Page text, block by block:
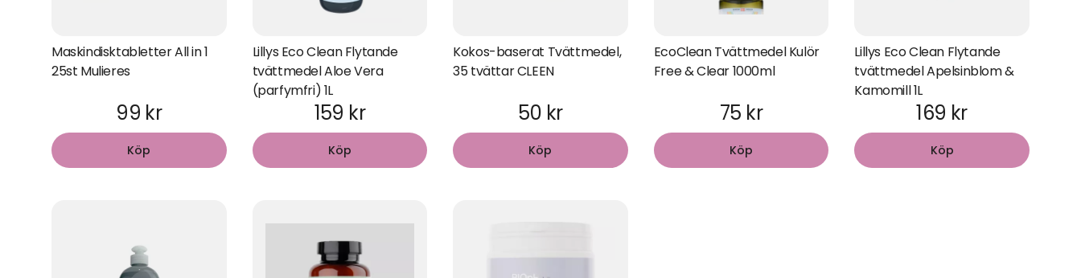
Maskindisktabletter All in 1
25st Mulieres
99 kr
Köp
Lillys Eco Clean Flytande
tvättmedel Aloe Vera
(parfymfri) 1L
159 kr
Köp
Kokos-baserat Tvättmedel,
35 tvättar CLEEN
50 kr
Köp
EcoClean Tvättmedel Kulör
Free & Clear 1000ml
75 kr
Köp
Lillys Eco Clean Flytande
tvättmedel Apelsinblom &
Kamomill 1L
169 kr
Köp